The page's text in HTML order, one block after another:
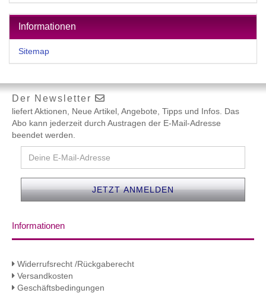
Informationen
Sitemap
Der Newsletter
liefert Aktionen, Neue Artikel, Angebote, Tipps und Infos. Das
Abo kann jederzeit durch Austragen der E-Mail-Adresse
beendet werden.
Informationen
Widerrufsrecht /Rückgaberecht
Versandkosten
Geschäftsbedingungen